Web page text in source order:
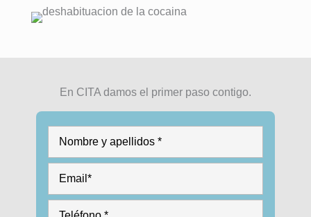
En CITA damos el primer paso contigo.